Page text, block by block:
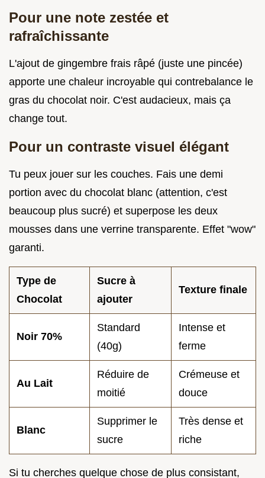
Pour une note zestée et
rafraîchissante
L'ajout de gingembre frais râpé (juste une pincée)
apporte une chaleur incroyable qui contrebalance le
gras du chocolat noir. C'est audacieux, mais ça
change tout.
Pour un contraste visuel élégant
Tu peux jouer sur les couches. Fais une demi
portion avec du chocolat blanc (attention, c'est
beaucoup plus sucré) et superpose les deux
mousses dans une verrine transparente. Effet "wow"
garanti.
Type de
Chocolat
Sucre à
ajouter
Texture finale
Noir 70%
Standard
(40g)
Intense et
ferme
Au Lait
Réduire de
moitié
Crémeuse et
douce
Blanc
Supprimer le
sucre
Très dense et
riche
Si tu cherches quelque chose de plus consistant,